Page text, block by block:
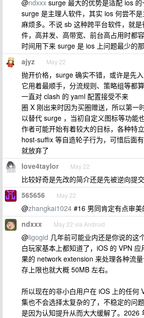
@ndxxx surge 最大的优势是适配 ios
surge 是主理人软件，其实 ios 何尝不
麻烦多。不说 sb 这种跨平台软件，就
件，高并发、高带宽、前台高占用时都
时间用下来 surge 是 ios 上问题最少的那
ajyz May 22
抛开价格，surge 确实不错，或许是先
它用着最顺手，分流规则、策略组等都
一直对 clash 的 yaml 配置接受不来
圈 X 刚出来时因为买圈赠送，所以第一
以替代 surge ，当初自定义图标等功能
作者可能开始有着较大的目标，各种特
host-suffix 等自造轮子行为，可惜后面
就放弃了
love4taylor May 22
比较好奇是先改的简介还是先被逆向提
565656 May 22
@zhangkai1024 #16 男同肯定有点审美
ndxxx May 22 via Android
@ligogid 几年前可能业内还是你说的这
白玩家基本上都知道了，iOS 的 VPN
果的 network extension 来处理各种流
存上限也就大概 50MB 左右。
所以现在的非小白用户在 iOS 上的任何
集也不会选择太复杂的了，不稳定的问
是因为认知提升从而大大缓解了。2026